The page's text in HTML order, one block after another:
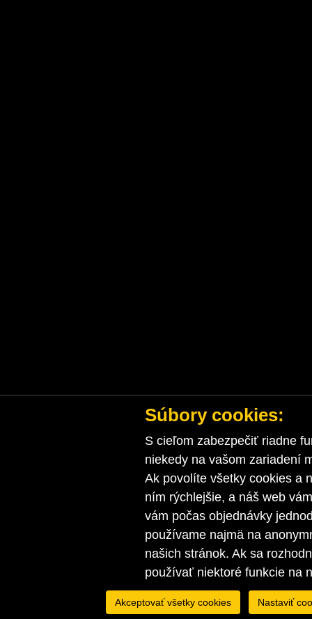
Súbory cookies:
S cieľom zabezpečiť riadne
niekedy na vašom zariadení
Ak povolíte všetky cookies a
ním rýchlejšie, a náš web
vám počas objednávky
používame najmä na
našich stránok. Ak sa
používať niektoré funkcie na
Akceptovať všetky cookies Nastaviť